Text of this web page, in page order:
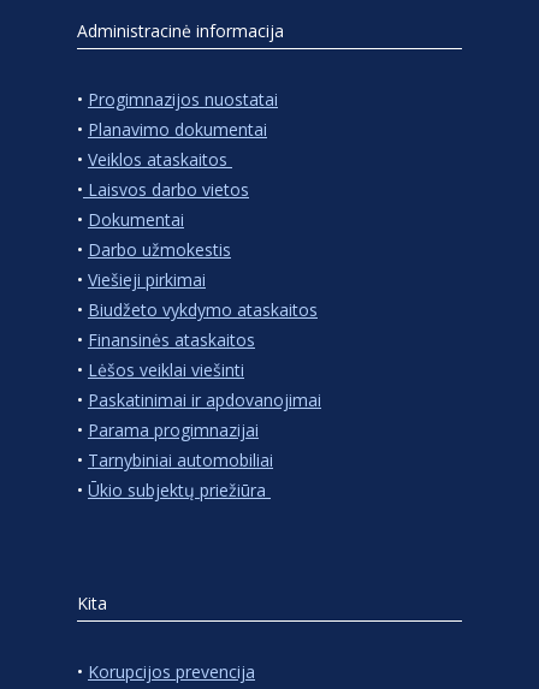
Administracinė informacija
• Progimnazijos nuostatai
• Planavimo dokumentai
• Veiklos ataskaitos
• Laisvos darbo vietos
• Dokumentai
• Darbo užmokestis
• Viešieji pirkimai
• Biudžeto vykdymo ataskaitos
• Finansinės ataskaitos
• Lėšos veiklai viešinti
• Paskatinimai ir apdovanojimai
• Parama progimnazijai
• Tarnybiniai automobiliai
• Ūkio subjektų priežiūra
Kita
• Korupcijos prevencija